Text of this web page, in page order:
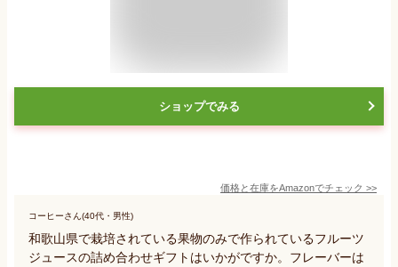
ショップでみる
価格と在庫をAmazonでチェック >>
コーヒーさん(40代・男性)
和歌山県で栽培されている果物のみで作られているフルーツ
ジュースの詰め合わせギフトはいかがですか。フレーバーは